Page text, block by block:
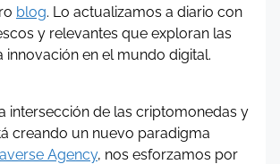
blog. Lo actualizamos a diario con
y relevantes que exploran las
innovación en el mundo digital.
intersección de las criptomonedas y
creando un nuevo paradigma
Agency, nos esforzamos por